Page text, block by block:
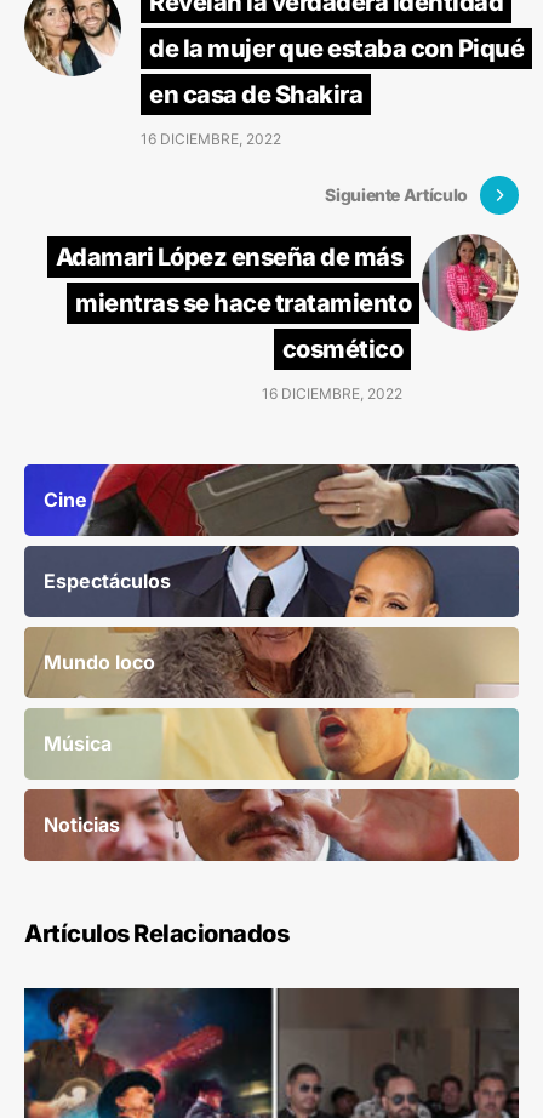
de la mujer que estaba con Piqué
en casa de Shakira
16 DICIEMBRE, 2022
Siguiente Artículo
Adamari López enseña de más
mientras se hace tratamiento
cosmético
16 DICIEMBRE, 2022
Cine
Espectáculos
Mundo loco
Música
Noticias
Artículos Relacionados